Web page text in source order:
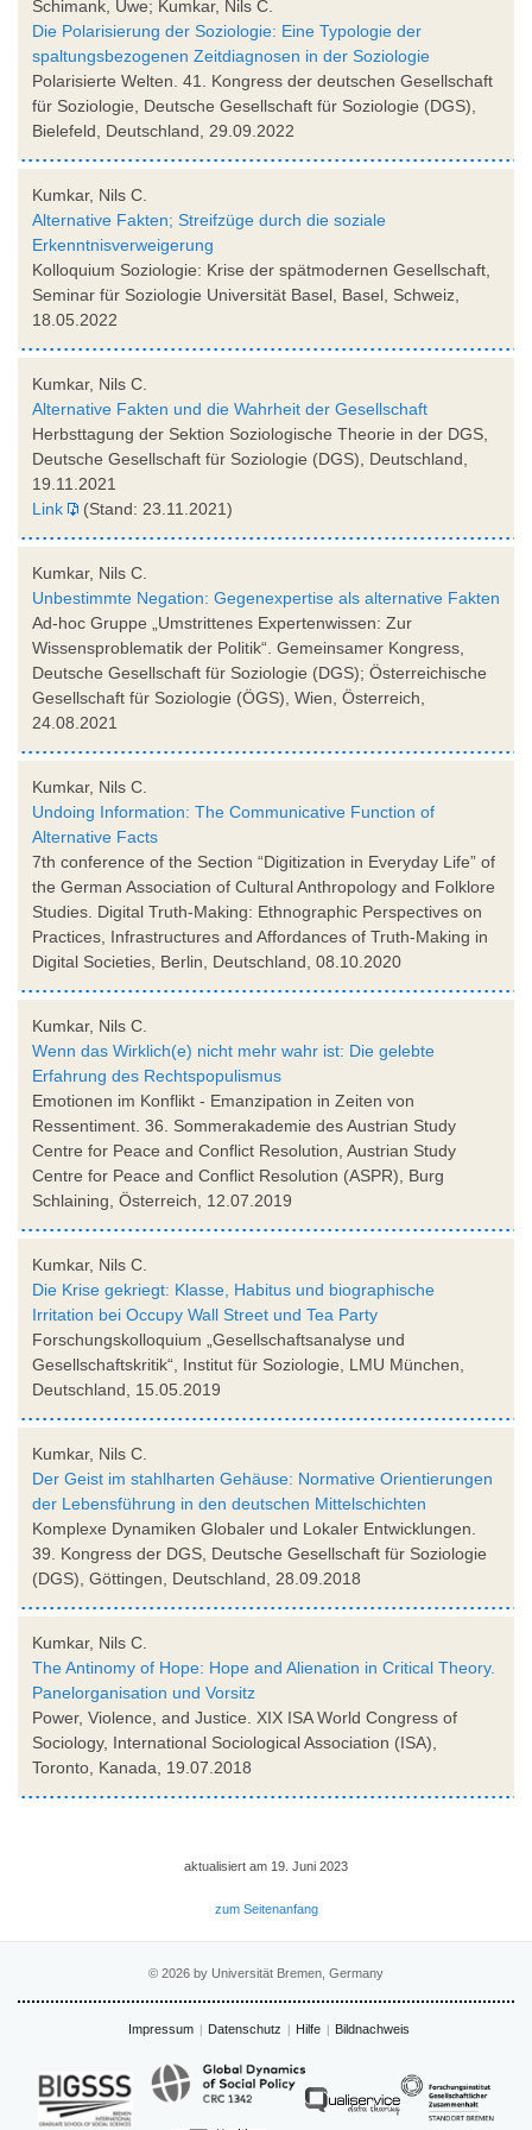
Schimank, Uwe; Kumkar, Nils C.
Die Polarisierung der Soziologie: Eine Typologie der
spaltungsbezogenen Zeitdiagnosen in der Soziologie
Polarisierte Welten. 41. Kongress der deutschen Gesellschaft
für Soziologie, Deutsche Gesellschaft für Soziologie (DGS),
Bielefeld, Deutschland, 29.09.2022
Kumkar, Nils C.
Alternative Fakten; Streifzüge durch die soziale
Erkenntnisverweigerung
Kolloquium Soziologie: Krise der spätmodernen Gesellschaft,
Seminar für Soziologie Universität Basel, Basel, Schweiz,
18.05.2022
Kumkar, Nils C.
Alternative Fakten und die Wahrheit der Gesellschaft
Herbsttagung der Sektion Soziologische Theorie in der DGS,
Deutsche Gesellschaft für Soziologie (DGS), Deutschland,
19.11.2021
Link
(Stand: 23.11.2021)
Kumkar, Nils C.
Unbestimmte Negation: Gegenexpertise als alternative Fakten
Ad-hoc Gruppe „Umstrittenes Expertenwissen: Zur
Wissensproblematik der Politik“. Gemeinsamer Kongress,
Deutsche Gesellschaft für Soziologie (DGS); Österreichische
Gesellschaft für Soziologie (ÖGS), Wien, Österreich,
24.08.2021
Kumkar, Nils C.
Undoing Information: The Communicative Function of
Alternative Facts
7th conference of the Section “Digitization in Everyday Life” of
the German Association of Cultural Anthropology and Folklore
Studies. Digital Truth-Making: Ethnographic Perspectives on
Practices, Infrastructures and Affordances of Truth-Making in
Digital Societies, Berlin, Deutschland, 08.10.2020
Kumkar, Nils C.
Wenn das Wirklich(e) nicht mehr wahr ist: Die gelebte
Erfahrung des Rechtspopulismus
Emotionen im Konflikt - Emanzipation in Zeiten von
Ressentiment. 36. Sommerakademie des Austrian Study
Centre for Peace and Conflict Resolution, Austrian Study
Centre for Peace and Conflict Resolution (ASPR), Burg
Schlaining, Österreich, 12.07.2019
Kumkar, Nils C.
Die Krise gekriegt: Klasse, Habitus und biographische
Irritation bei Occupy Wall Street und Tea Party
Forschungskolloquium „Gesellschaftsanalyse und
Gesellschaftskritik“, Institut für Soziologie, LMU München,
Deutschland, 15.05.2019
Kumkar, Nils C.
Der Geist im stahlharten Gehäuse: Normative Orientierungen
der Lebensführung in den deutschen Mittelschichten
Komplexe Dynamiken Globaler und Lokaler Entwicklungen.
39. Kongress der DGS, Deutsche Gesellschaft für Soziologie
(DGS), Göttingen, Deutschland, 28.09.2018
Kumkar, Nils C.
The Antinomy of Hope: Hope and Alienation in Critical Theory.
Panelorganisation und Vorsitz
Power, Violence, and Justice. XIX ISA World Congress of
Sociology, International Sociological Association (ISA),
Toronto, Kanada, 19.07.2018
aktualisiert am 19. Juni 2023
zum Seitenanfang
© 2026 by Universität Bremen, Germany
Impressum Datenschutz Hilfe Bildnachweis